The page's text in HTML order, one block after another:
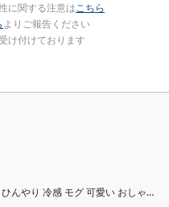
に関する注意はこちら
よりご報告ください
け付けております
んやり 冷感 モグ 可愛い おしゃれ